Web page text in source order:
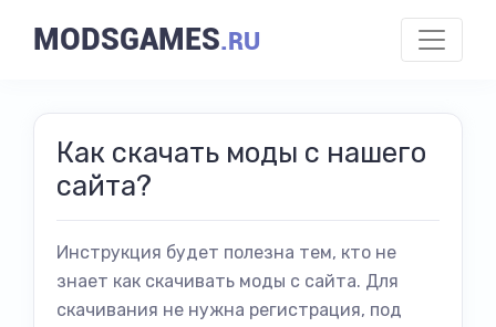
MODSGAMES.RU
Как скачать моды с нашего
сайта?
Инструкция будет полезна тем, кто не
знает как скачивать моды с сайта. Для
скачивания не нужна регистрация, под